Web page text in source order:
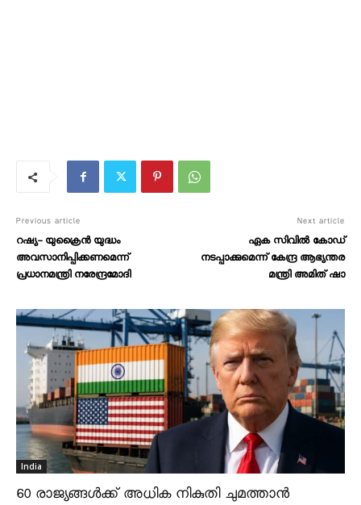
Previous article
റഷ്യ- യുക്രൈൻ യുദ്ധം
അവസാനിപ്പിക്കണമെന്ന്
പ്രധാനമന്ത്രി നരേന്ദ്രമോദി
Next article
ഏക സിവിൽ കോഡ്
നടപ്പാക്കുമെന്ന് കേന്ദ്ര ആഭ്യന്തര
മന്ത്രി അമിത് ഷാ
India
60 രാജ്യങ്ങൾക്ക് അധിക നികുതി ചുമത്താൻ